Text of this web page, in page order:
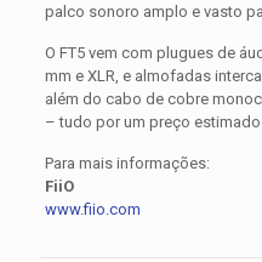
palco sonoro amplo e vasto
O FT5 vem com plugues de
mm e XLR, e almofadas
além do cabo de cobre
– tudo por um preço estimado
Para mais informações:
FiiO
www.fiio.com